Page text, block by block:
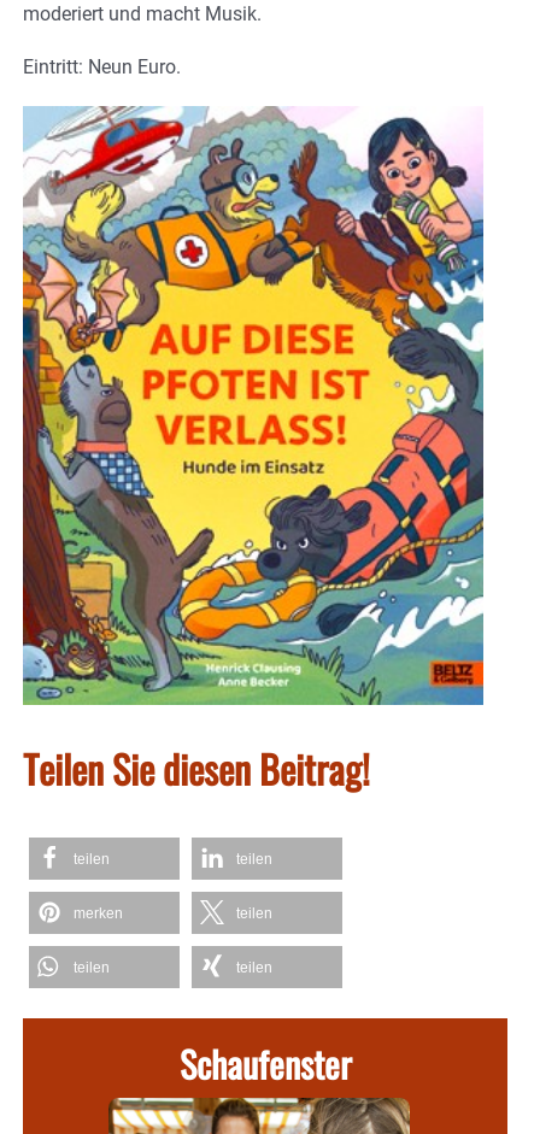
moderiert und macht Musik.
Eintritt: Neun Euro.
Teilen Sie diesen Beitrag!
teilen teilen
merken teilen
teilen teilen
Schaufenster